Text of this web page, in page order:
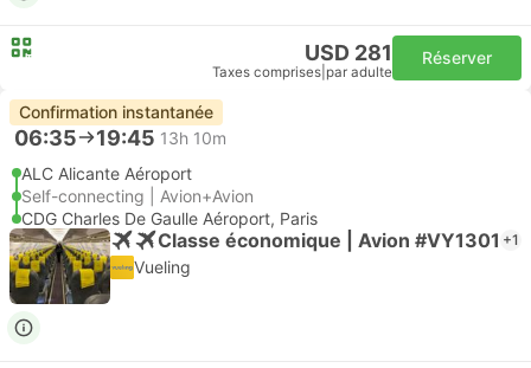
USD 281
Taxes comprises par adulte
Réserver
Confirmation instantanée
06:35 19:45 13h 10m
ALC Alicante Aéroport
Self-connecting | Avion+Avion
CDG Charles De Gaulle Aéroport, Paris
Classe économique | Avion #VY1301 +1
Vueling